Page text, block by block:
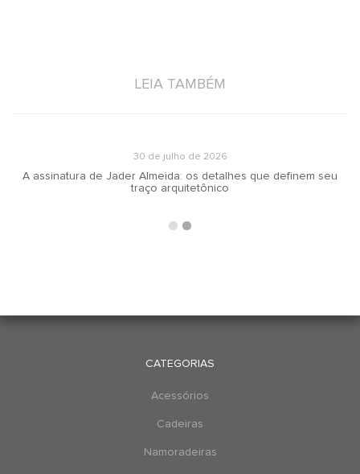
LEIA TAMBÉM
30 de julho de 2026
A assinatura de Jader Almeida: os detalhes que definem seu
traço arquitetônico
CATEGORIAS
Acessórios
Cadeiras
Namoradeiras